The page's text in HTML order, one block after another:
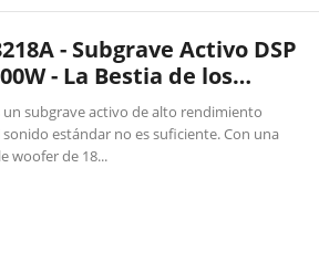
- Subgrave Activo DSP
- La Bestia de los
un subgrave activo de alto rendimiento
estándar no es suficiente. Con una
woofer de 18...